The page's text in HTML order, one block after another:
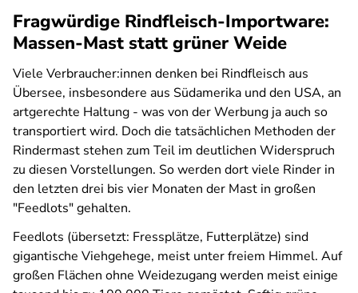
Fragwürdige Rindfleisch-Importware:
Massen-Mast statt grüner Weide
Viele Verbraucher:innen denken bei Rindfleisch aus
Übersee, insbesondere aus Südamerika und den USA, an
artgerechte Haltung - was von der Werbung ja auch so
transportiert wird. Doch die tatsächlichen Methoden der
Rindermast stehen zum Teil im deutlichen Widerspruch
zu diesen Vorstellungen. So werden dort viele Rinder in
den letzten drei bis vier Monaten der Mast in großen
"Feedlots" gehalten.
Feedlots (übersetzt: Fressplätze, Futterplätze) sind
gigantische Viehgehege, meist unter freiem Himmel. Auf
großen Flächen ohne Weidezugang werden meist einige